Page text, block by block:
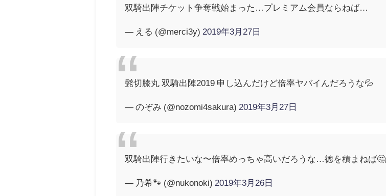
双騎出陣チケット争奪戦始まった…プレミアム会員ならねば…
— える (@merci3y) 2019年3月27日
髭切膝丸 双騎出陣2019 申し込んだけど倍率ヤバイんだろうな💦
— のぞみ (@nozomi4sakura) 2019年3月27日
双騎出陣行きたいな〜倍率めっちゃ高いだろうな…徳を積まねば🤔
— 乃希🐾 (@nukonoki) 2019年3月26日